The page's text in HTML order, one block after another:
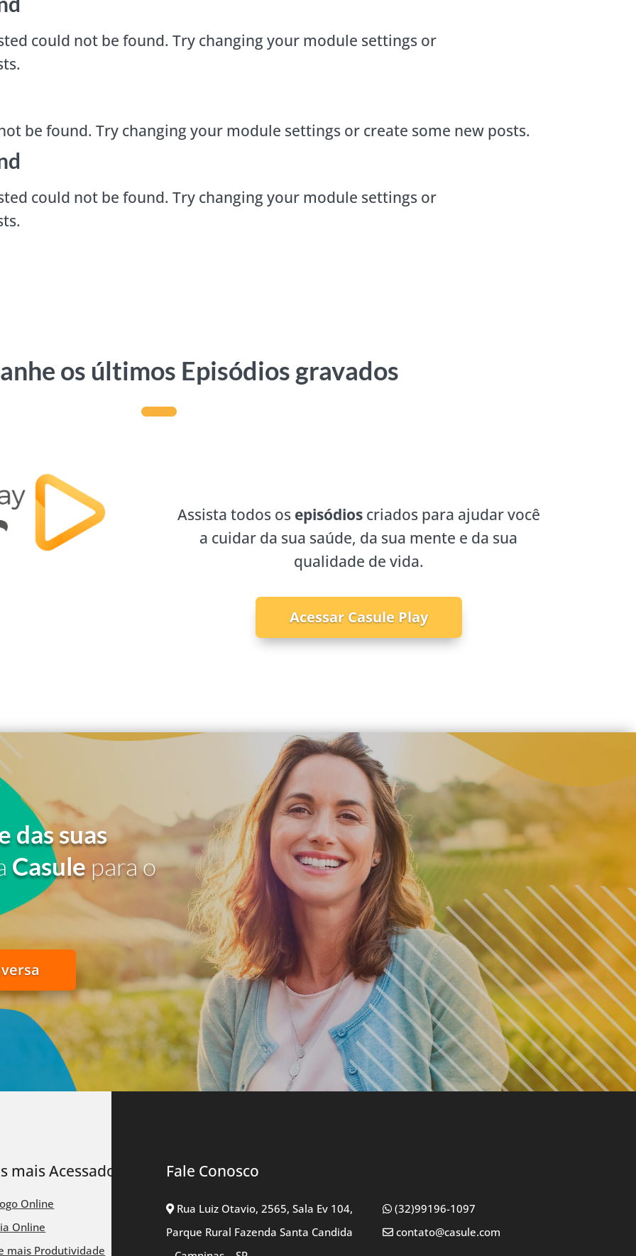
could not be found. Try changing your module settings or
be found. Try changing your module settings or create some new posts.
could not be found. Try changing your module settings or
os últimos Episódios gravados
Assista todos os episódioscriados para ajudar você
a cuidar da sua saúde, da sua mente e da sua
qualidade de vida.
Acessar Casule Play
das suas
Casule para o
mais Acessados
Online
Online
mais Produtividade
Fale Conosco
Rua Luiz Otavio, 2565, Sala Ev 104,
Parque Rural Fazenda Santa Candida
(32)99196-1097
contato@casule.com